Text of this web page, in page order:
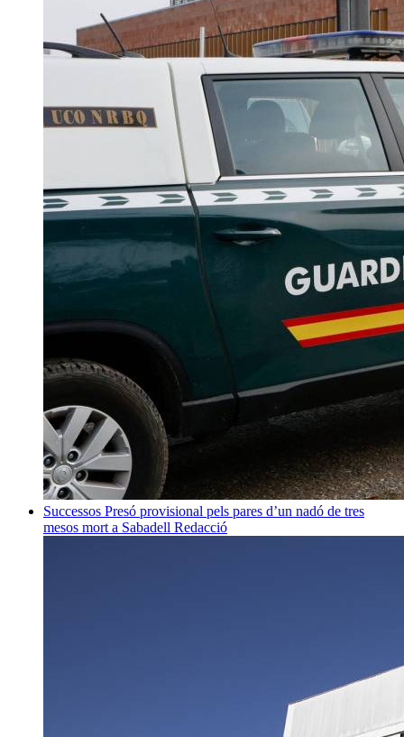
Successos Presó provisional pels pares d’un nadó de tres
mesos mort a Sabadell Redacció